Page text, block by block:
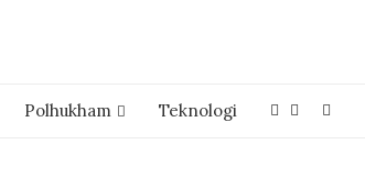
Polhukham Teknologi